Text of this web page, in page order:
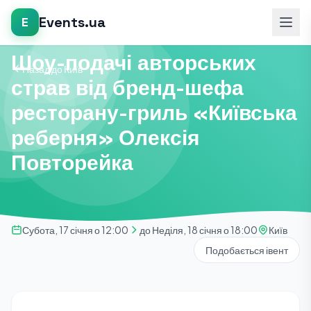
E Events.ua
Назад до Київ
Інше
Шоу-подачі авторських
страв від бренд-шефа
ресторану-гриль «Київська
реберня» Олексія
Повторейка
Субота, 17 січня о 12:00 до Неділя, 18 січня о 18:00
Київ
Подобається івент